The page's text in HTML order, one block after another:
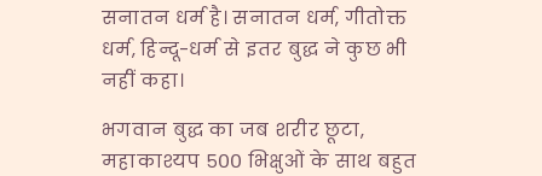
सनातन धर्म है। सनातन धर्म, गीतोक्त
धर्म, हिन्दू-धर्म से इतर बुद्ध ने कुछ भी
नहीं कहा।
भगवान बुद्ध का जब शरीर छूटा,
महाकाश्यप ५०० भिक्षुओं के साथ बहुत